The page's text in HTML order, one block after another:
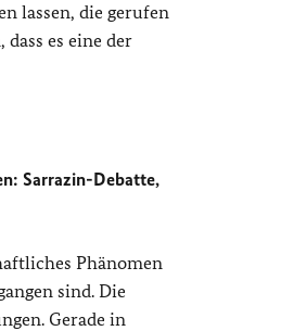
lassen, die gerufen
es eine der
Sarrazin-Debatte,
Phänomen
sind. Die
Gerade in